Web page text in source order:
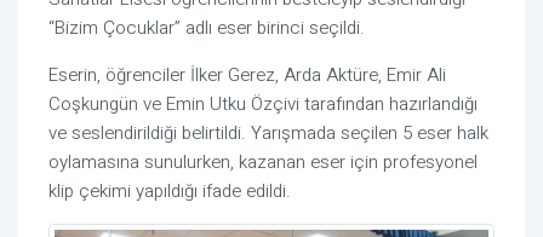
“Bizim Çocuklar” adlı eser birinci seçildi.
Eserin, öğrenciler İlker Gerez, Arda Aktüre, Emir Ali
Coşkungün ve Emin Utku Özçivi tarafından hazırlandığı
ve seslendirildiği belirtildi. Yarışmada seçilen 5 eser halk
oylamasına sunulurken, kazanan eser için profesyonel
klip çekimi yapıldığı ifade edildi.